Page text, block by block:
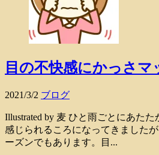
目の不快感にかっさマ
2021/3/2 ブログ
Illustrated by 麦 ひと雨ごとにあた
感じられるころになってきました
ーズンでもあります。目...